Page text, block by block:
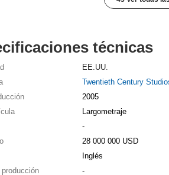
técnicas
EE.UU.
Twentieth Century
2005
Largometraje
-
28 000 000 USD
Inglés
-